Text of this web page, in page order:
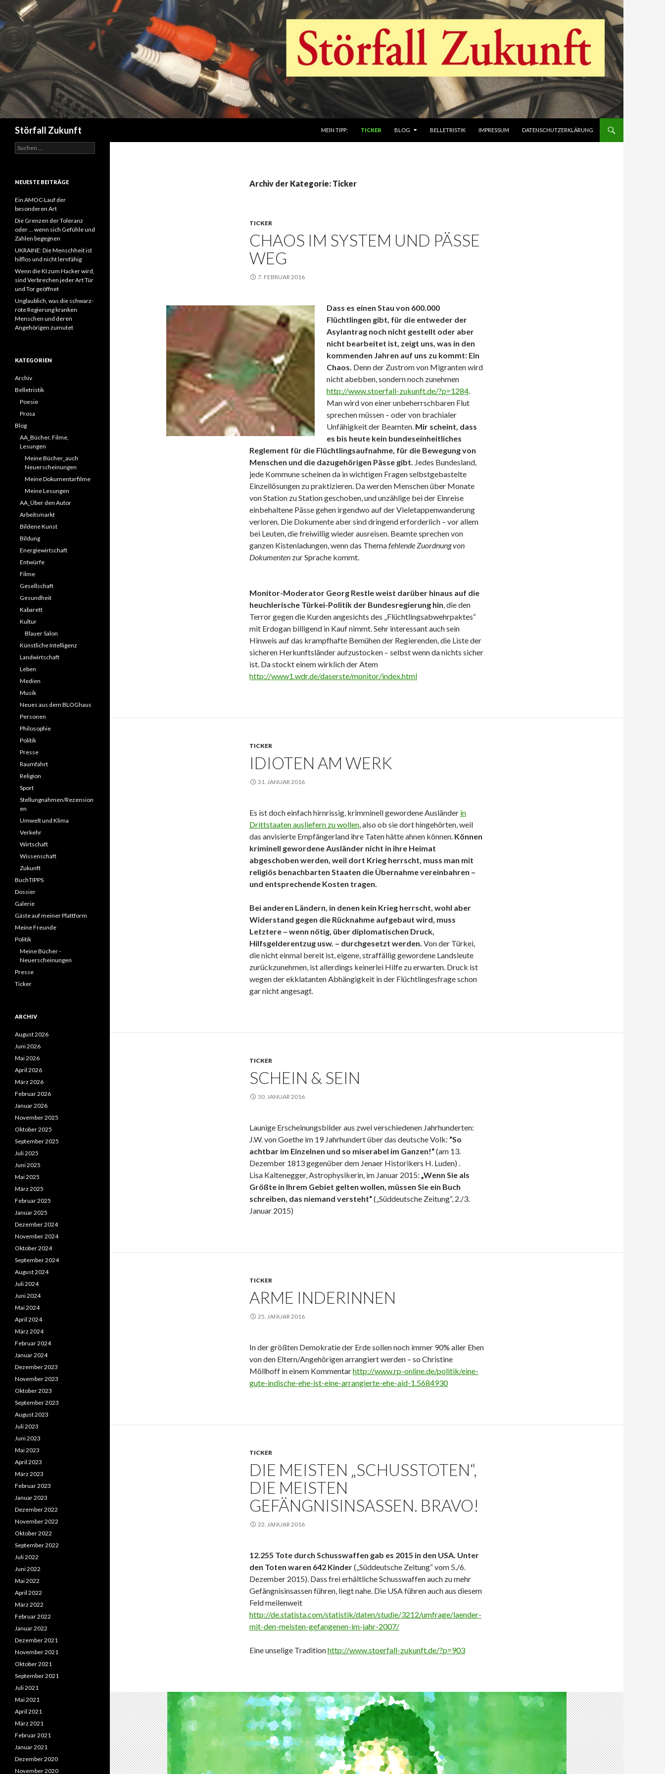
Störfall Zukunft
MEIN TIPP:
TICKER BLOG BELLETRISTIK IMPRESSUM DATENSCHUTZERKLÄRUNG
Archiv der Kategorie: Ticker
TICKER
CHAOS IM SYSTEM UND PÄSSE
WEG
7. FEBRUAR 2016
Dass es einen Stau von 600.000
Flüchtlingen gibt, für die entweder der
Asylantrag noch nicht gestellt oder aber
nicht bearbeitet ist, zeigt uns, was in den
kommenden Jahren auf uns zu kommt: Ein
Chaos. Denn der Zustrom von Migranten wird
nicht abebben, sondern noch zunehmen
http://www.stoerfall-zukunft.de/?p=1284.
Man wird von einer unbeherrschbaren Flut
sprechen müssen – oder von brachialer
Unfähigkeit der Beamten. Mir scheint, dass
es bis heute kein bundeseinheitliches
Reglement für die Flüchtlingsaufnahme, für die Bewegung von
Menschen und die dazugehörigen Pässe gibt. Jedes Bundesland,
jede Kommune scheinen da in wichtigen Fragen selbstgebastelte
Einzellösungen zu praktizieren. Da werden Menschen über Monate
von Station zu Station geschoben, und unzählige bei der Einreise
einbehaltene Pässe gehen irgendwo auf der Vieletappenwanderung
verloren. Die Dokumente aber sind dringend erforderlich – vor allem
bei Leuten, die freiwillig wieder ausreisen. Beamte sprechen von
ganzen Kistenladungen, wenn das Themafehlende Zuordnung von
Dokumenten zur Sprache kommt.
Monitor-Moderator Georg Restle weist darüber hinaus auf die
heuchlerische Türkei-Politik der Bundesregierung hin, die den
Terror gegen die Kurden angesichts des „Flüchtlingsabwehrpaktes“
mit Erdogan billigend in Kauf nimmt. Sehr interessant auch sein
Hinweis auf das krampfhafte Bemühen der Regierenden, die Liste der
sicheren Herkunftsländer aufzustocken – selbst wenn da nichts sicher
ist. Da stockt einem wirklich der Atem
http://www1.wdr.de/daserste/monitor/index.html
TICKER
IDIOTEN AM WERK
31. JANUAR 2016
Es ist doch einfach hirnrissig, krimminell gewordene Ausländer in
Drittstaaten ausliefern zu wollen, also ob sie dort hingehörten, weil
das anvisierte Empfängerland ihre Taten hätte ahnen können. Können
kriminell gewordene Ausländer nicht in ihre Heimat
abgeschoben werden, weil dort Krieg herrscht, muss man mit
religiös benachbarten Staaten die Übernahme vereinbahren –
und entsprechende Kosten tragen.
Bei anderen Ländern, in denen kein Krieg herrscht, wohl aber
Widerstand gegen die Rücknahme aufgebaut wird, muss
Letztere – wenn nötig, über diplomatischen Druck,
Hilfsgelderentzug usw. – durchgesetzt werden. Von der Türkei,
die nicht einmal bereit ist, eigene, straffällig gewordene Landsleute
zurückzunehmen, ist allerdings keinerlei Hilfe zu erwarten. Druck ist
wegen der ekklatanten Abhängigkeit in der Flüchtlingesfrage schon
gar nicht angesagt.
TICKER
SCHEIN & SEIN
30. JANUAR 2016
Launige Erscheinungsbilder aus zwei verschiedenen Jahrhunderten:
J.W. von Goethe im 19 Jahrhundert über das deutsche Volk: “So
achtbar im Einzelnen und so miserabel im Ganzen!“(am 13.
Dezember 1813 gegenüber dem Jenaer Historikers H. Luden) .
Lisa Kaltenegger, Astrophysikerin, im Januar 2015: „Wenn Sie als
Größte in Ihrem Gebiet gelten wollen, müssen Sie ein Buch
schreiben, das niemand versteht“(„Süddeutsche Zeitung“, 2./3.
Januar 2015)
TICKER
ARME INDERINNEN
25. JANUAR 2016
In der größten Demokratie der Erde sollen noch immer 90% aller Ehen
von den Eltern/Angehörigen arrangiert werden – so Christine
Möllhoff in einem Kommentarhttp://www.rp-online.de/politik/eine-
gute-indische-ehe-ist-eine-arrangierte-ehe-aid-1.5684930
TICKER
DIE MEISTEN „SCHUSSTOTEN“,
DIE MEISTEN
GEFÄNGNISINSASSEN. BRAVO!
22. JANUAR 2016
12.255 Tote durch Schusswaffen gab es 2015 in den USA. Unter
den Toten waren 642 Kinder(„Süddeutsche Zeitung“ vom 5./6.
Dezember 2015). Dass frei erhältliche Schusswaffen auch zu mehr
Gefängnisinsassen führen, liegt nahe. Die USA führen auch aus diesem
Feld meilenweit
http://de.statista.com/statistik/daten/studie/3212/umfrage/laender-
mit-den-meisten-gefangenen-im-jahr-2007/
Eine unselige Traditionhttp://www.stoerfall-zukunft.de/?p=903
Suchen
nach:
NEUESTE BEITRÄGE
Ein AMOC-Lauf der
besonderen Art
Die Grenzen der Toleranz
oder … wenn sich Gefühle und
Zahlen begegnen
UKRAINE: Die Menschheit ist
hilflos und nicht lernfähig
Wenn die KI zum Hacker wird,
sind Verbrechen jeder Art Tür
und Tor geöffnet
Unglaublich, was die schwarz-
rote Regierung kranken
Menschen und deren
Angehörigen zumutet
KATEGORIEN
Archiv
Belletristik
Poesie
Prosa
Blog
AA_Bücher, Filme,
Lesungen
Meine Bücher_auch
Neuerscheinungen
Meine Dokumentarfilme
Meine Lesungen
AA_Über den Autor
Arbeitsmarkt
Bildene Kunst
Bildung
Energiewirtschaft
Entwürfe
Filme
Gesellschaft
Gesundheit
Kabarett
Kultur
Blauer Salon
Künstliche Intelligenz
Landwirtschaft
Leben
Medien
Musik
Neues aus dem BLOGhaus
Personen
Philosophie
Politik
Presse
Raumfahrt
Religion
Sport
Stellungnahmen/Rezension
en
Umwelt und Klima
Verkehr
Wirtschaft
Wissenschaft
Zukunft
BuchTIPPS
Dossier
Galerie
Gäste auf meiner Plattform
Meine Freunde
Politik
Meine Bücher -
Neuerscheinungen
Presse
Ticker
ARCHIV
August 2026
Juni 2026
Mai 2026
April 2026
März 2026
Februar 2026
Januar 2026
November 2025
Oktober 2025
September 2025
Juli 2025
Juni 2025
Mai 2025
März 2025
Februar 2025
Januar 2025
Dezember 2024
November 2024
Oktober 2024
September 2024
August 2024
Juli 2024
Juni 2024
Mai 2024
April 2024
März 2024
Februar 2024
Januar 2024
Dezember 2023
November 2023
Oktober 2023
September 2023
August 2023
Juli 2023
Juni 2023
Mai 2023
April 2023
März 2023
Februar 2023
Januar 2023
Dezember 2022
November 2022
Oktober 2022
September 2022
Juli 2022
Juni 2022
Mai 2022
April 2022
März 2022
Februar 2022
Januar 2022
Dezember 2021
November 2021
Oktober 2021
September 2021
Juli 2021
Mai 2021
April 2021
März 2021
Februar 2021
Januar 2021
Dezember 2020
November 2020